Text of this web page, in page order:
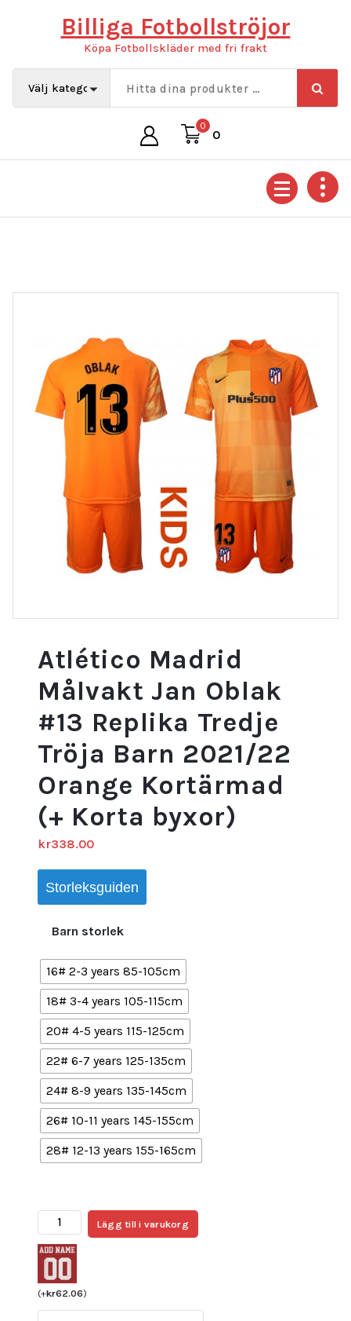
Billiga Fotbollströjor
Köpa Fotbollskläder med fri frakt
0
0
Atlético Madrid
Målvakt Jan Oblak
#13 Replika Tredje
Tröja Barn 2021/22
Orange Kortärmad
(+ Korta byxor)
kr338.00
Storleksguiden
Barn storlek
16# 2-3 years 85-105cm
18# 3-4 years 105-115cm
20# 4-5 years 115-125cm
22# 6-7 years 125-135cm
24# 8-9 years 135-145cm
26# 10-11 years 145-155cm
28# 12-13 years 155-165cm
Atlético
Madrid
Målvakt
Jan
Oblak
#13
Lägg till i varukorg
(+kr62.06)